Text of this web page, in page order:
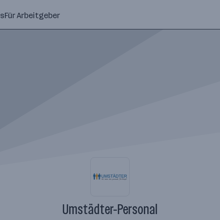
Für Arbeitgeber
Umstädter-Personal